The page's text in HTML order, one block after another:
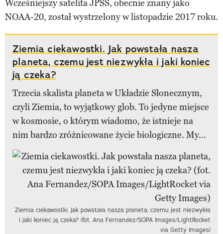
Wcześniejszy satelita JPSS, obecnie znany jako
NOAA-20, został wystrzelony w listopadzie 2017 roku.
Ziemia ciekawostki. Jak powstała nasza
planeta, czemu jest niezwykła i jaki koniec
ją czeka?
Trzecia skalista planeta w Układzie Słonecznym,
czyli Ziemia, to wyjątkowy glob. To jedyne miejsce
w kosmosie, o którym wiadomo, że istnieje na
nim bardzo zróżnicowane życie biologiczne. My...
Ziemia ciekawostki. Jak powstała nasza planeta, czemu jest niezwykła
i jaki koniec ją czeka? (fot. Ana Fernandez/SOPA Images/LightRocket
via Getty Images)